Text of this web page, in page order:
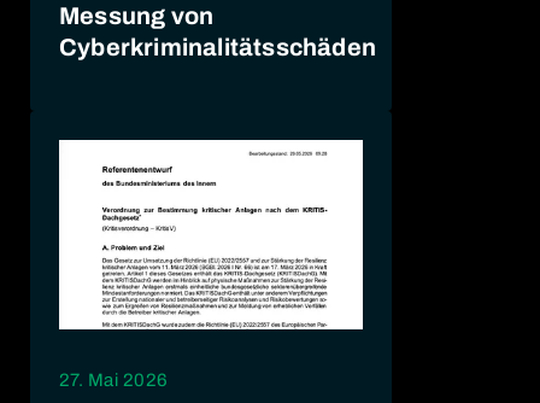
Messung von
Cyberkriminalitätsschäden
27. Mai 2026